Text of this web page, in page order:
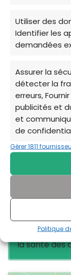
Utiliser des
Identifier les
demandées
Assurer la
détecter la
erreurs,
publicités et
et
de
Gérer 1811
Politique
📌ADRESSE:
Villeneuve-
📞TÉLÉPHONE:
🕓HORAIRES
de 9h à 12h et
Le
Société
Montpellier
soin des
principale
vétérinaires
avec des
la santé des